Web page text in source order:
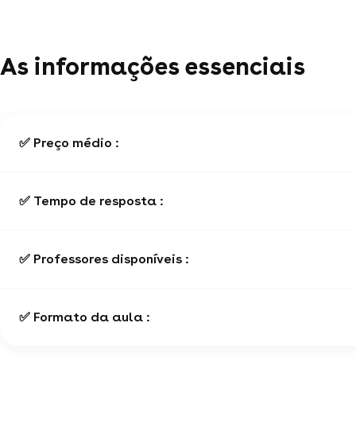
As informações essenciais
✅ Preço médio :
✅ Tempo de resposta :
✅ Professores disponíveis :
✅ Formato da aula :